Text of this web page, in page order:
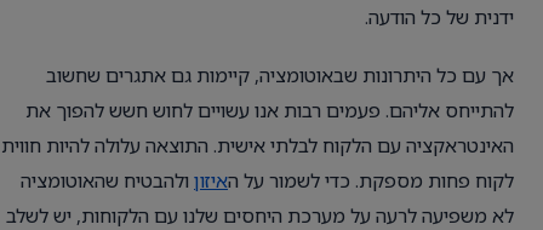
ידנית של כל הודעה.
אך עם כל היתרונות שבאוטומציה, קיימות גם אתגרים שחשוב
להתייחס אליהם. פעמים רבות אנו עשויים לחוש חשש להפוך את
האינטראקציה עם הלקוח לבלתי אישית. התוצאה עלולה להיות חווית
לקוח פחות מספקת. כדי לשמור על האיזון ולהבטיח שהאוטומציה
לא משפיעה לרעה על מערכת היחסים שלנו עם הלקוחות, יש לשלב